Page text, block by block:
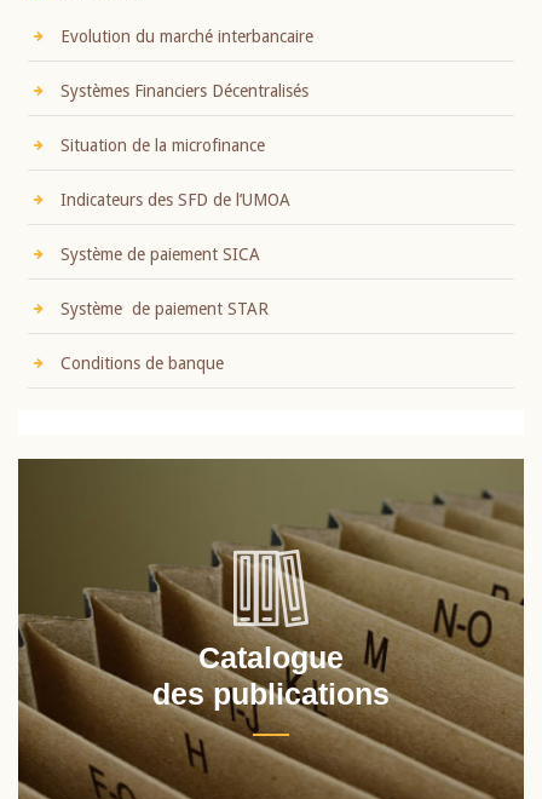
Evolution du marché interbancaire
Systèmes Financiers Décentralisés
Situation de la microfinance
Indicateurs des SFD de l’UMOA
Système de paiement SICA
Système de paiement STAR
Conditions de banque
Catalogue
des publications